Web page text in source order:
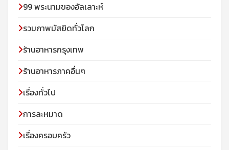
99 พระนามของอัลเลาะห์
รวมภาพมัสยิดทั่วโลก
ร้านอาหารกรุงเทพ
ร้านอาหารภาคอื่นๆ
เรื่องทั่วไป
การละหมาด
เรื่องครอบครัว